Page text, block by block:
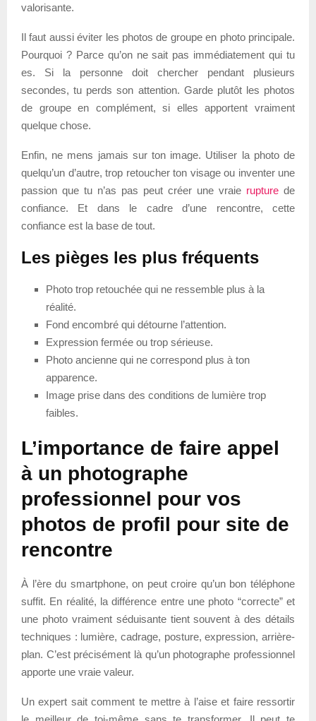
valorisante.
Il faut aussi éviter les photos de groupe en photo principale.
Pourquoi ? Parce qu’on ne sait pas immédiatement qui tu
es. Si la personne doit chercher pendant plusieurs
secondes, tu perds son attention. Garde plutôt les photos
de groupe en complément, si elles apportent vraiment
quelque chose.
Enfin, ne mens jamais sur ton image. Utiliser la photo de
quelqu’un d’autre, trop retoucher ton visage ou inventer une
passion que tu n’as pas peut créer une vraie rupture de
confiance. Et dans le cadre d’une rencontre, cette
confiance est la base de tout.
Les pièges les plus fréquents
Photo trop retouchée qui ne ressemble plus à la
réalité.
Fond encombré qui détourne l’attention.
Expression fermée ou trop sérieuse.
Photo ancienne qui ne correspond plus à ton
apparence.
Image prise dans des conditions de lumière trop
faibles.
L’importance de faire appel
à un photographe
professionnel pour vos
photos de profil pour site de
rencontre
À l’ère du smartphone, on peut croire qu’un bon téléphone
suffit. En réalité, la différence entre une photo “correcte” et
une photo vraiment séduisante tient souvent à des détails
techniques : lumière, cadrage, posture, expression, arrière-
plan. C’est précisément là qu’un photographe professionnel
apporte une vraie valeur.
Un expert sait comment te mettre à l’aise et faire ressortir